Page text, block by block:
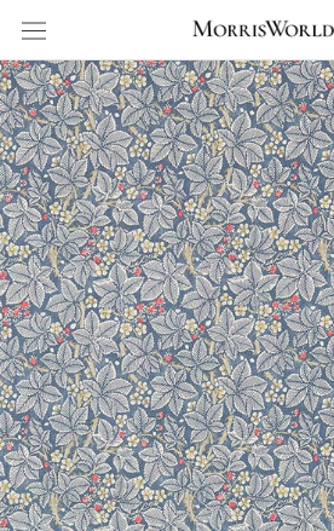
ッ
プ
し
て
コ
ン
テ
ン
ツ
に
移
動
す
る